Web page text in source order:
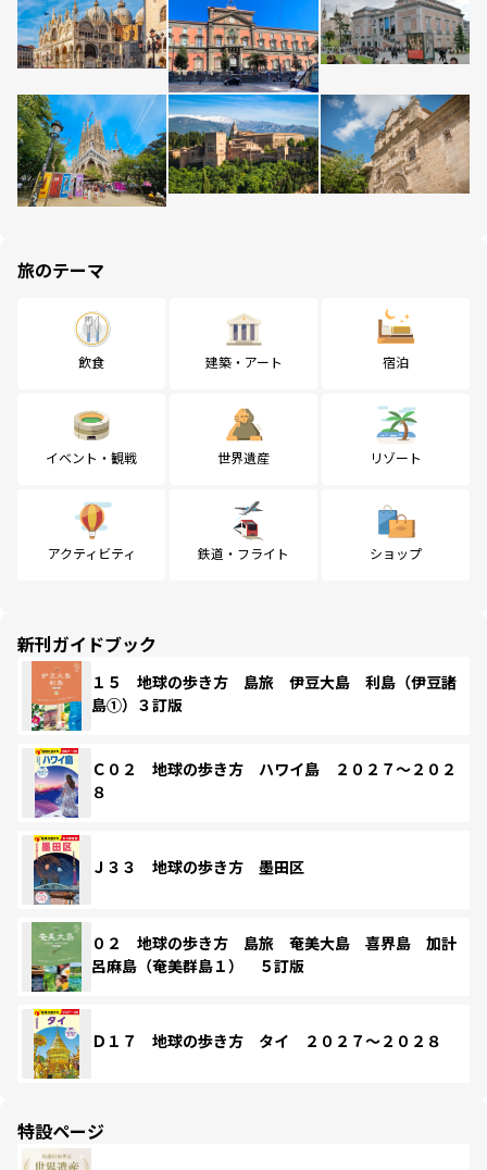
旅のテーマ
飲食 建築・アート 宿泊
イベント・観戦 世界遺産 リゾート
アクティビティ 鉄道・フライト ショップ
新刊ガイドブック
１５ 地球の歩き方 島旅 伊豆大島 利島（伊豆諸
島①）３訂版
Ｃ０２ 地球の歩き方 ハワイ島 ２０２７～２０２
８
Ｊ３３ 地球の歩き方 墨田区
０２ 地球の歩き方 島旅 奄美大島 喜界島 加計
呂麻島（奄美群島１） ５訂版
Ｄ１７ 地球の歩き方 タイ ２０２７～２０２８
特設ページ